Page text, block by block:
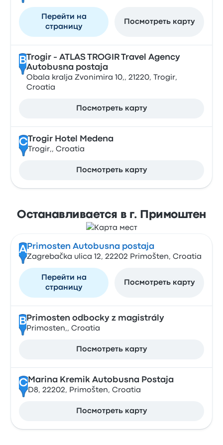
Перейти на
страницу
Посмотреть карту
B Trogir - ATLAS TROGIR Travel Agency
Autobusna postaja
Obala kralja Zvonimira 10,, 21220, Trogir,
Croatia
Посмотреть карту
CTrogir Hotel Medena
Trogir,, Croatia
Посмотреть карту
Останавливается в г. Примоштен
A Primosten Autobusna postaja
Zagrebačka ulica 12, 22202 Primošten, Croatia
Перейти на
страницу
Посмотреть карту
B Primosten odbocky z magistrály
Primosten,, Croatia
Посмотреть карту
CMarina Kremik Autobusna Postaja
D8, 22202, Primošten, Croatia
Посмотреть карту